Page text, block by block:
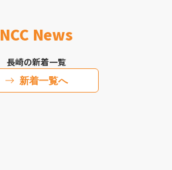
NCC News
長崎の新着一覧
新着一覧へ